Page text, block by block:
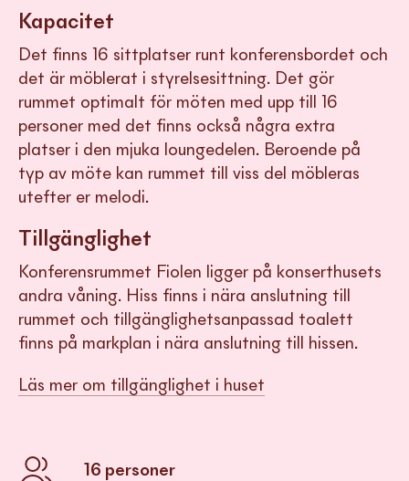
Kapacitet
Det finns 16 sittplatser runt konferensbordet och
det är möblerat i styrelsesittning. Det gör
rummet optimalt för möten med upp till 16
personer med det finns också några extra
platser i den mjuka loungedelen. Beroende på
typ av möte kan rummet till viss del möbleras
utefter er melodi.
Tillgänglighet
Konferensrummet Fiolen ligger på konserthusets
andra våning. Hiss finns i nära anslutning till
rummet och tillgänglighetsanpassad toalett
finns på markplan i nära anslutning till hissen.
Läs mer om tillgänglighet i huset
16 personer